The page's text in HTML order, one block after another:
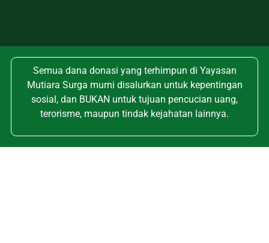
Semua dana donasi yang terhimpun di Yayasan
Mutiara Surga murni disalurkan untuk kepentingan
sosial, dan BUKAN untuk tujuan pencucian uang,
terorisme, maupun tindak kejahatan lainnya.